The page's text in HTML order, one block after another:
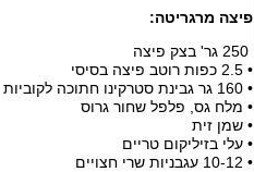
פיצה מרגריטה:
• 2.5 כפות רוטב פיצה בסיסי
• 160 גר גבינת סטרקינו חתוכה לקוביות
• מלח גס, פלפל שחור גרוס
• שמן זית
• עלי בזיליקום טריים
• 10-12 עגבניות שרי חצויים